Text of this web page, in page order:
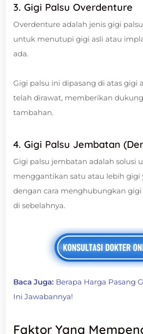
3. Gigi Palsu Overdenture
Overdenture adalah jenis gigi
untuk menutupi gigi asli atau
ada.
Gigi palsu ini dipasang di atas gigi
telah dirawat, memberikan
tambahan.
4. Gigi Palsu Jembatan
Gigi palsu jembatan adalah solusi
menggantikan satu atau lebih gigi
dengan cara menghubungkan gigi
di sebelahnya.
Baca Juga: Berapa Harga Pasang
Ini Jawabannya!
Faktor Yang